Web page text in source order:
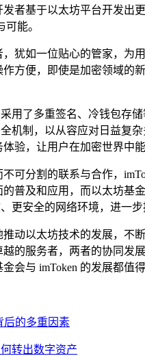
者基于以太坊平台开发
能。
犹如一位贴心的管家，为
方便，即使是加密领域的
用了多重签名、冷钱包存
机制，以从容应对日益复
验，让用户在加密世界中
可分割的联系与合作，
普及和应用，而以太坊基
更安全的网络环境，进一
动以太坊技术的发展，不
的服务者，两者的协同
会与 imToken 的发展都值
后的多重因素
转出数字资产